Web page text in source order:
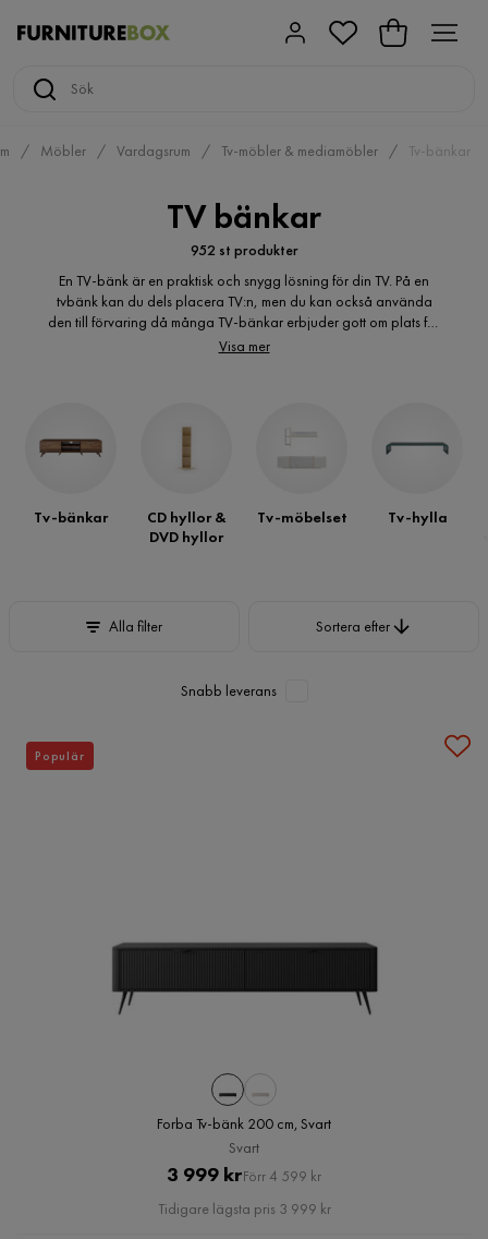
Möbler Vardagsrum Tv-möbler & mediamöbler Tv-bänkar
TV bänkar
952 st produkter
En TV-bänk är en praktisk och snygg lösning för din TV. På en
tvbänk kan du dels placera TV:n, men du kan också använda
den till förvaring då många TV-bänkar erbjuder gott om plats för
detta. Hos Furniturebox hittar du ett brett utbud av bänkar för
Visa mer
Tv-bänkar
CD hyllor &
DVD hyllor
Tv-möbelset
Tv-hylla
Alla filter Sortera efter
Snabb leverans
Forba Tv-bänk 200 cm, Svart
Svart
Pris
3 999 krOriginal
Pris
Förr 4 599 kr
Tidigare lägsta pris 3 999 kr
Populär